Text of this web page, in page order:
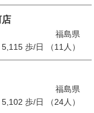
店
福島県
5,115 歩/日 （11人）
福島県
5,102 歩/日 （24人）